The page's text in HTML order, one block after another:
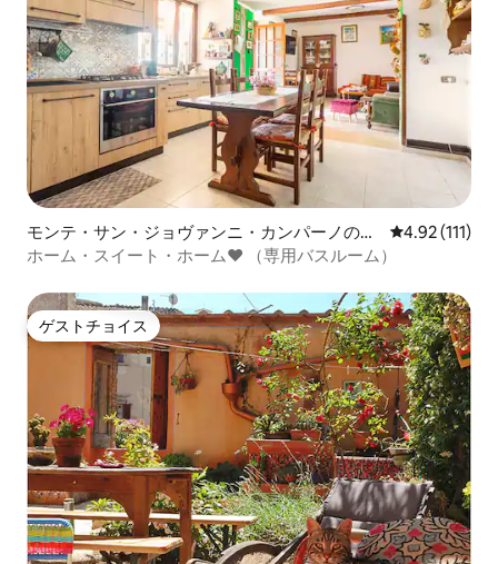
モンテ・サン・ジョヴァンニ・カンパーノの個
室
レビュー111
4.92 (111)
ホーム・スイート・ホーム❤️ （専用バスルーム）
ゲストチョイス
ゲストチョイス